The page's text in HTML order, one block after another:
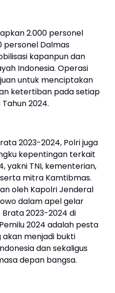
2.000 personel
personel Dalmas
kapanpun dan
Indonesia. Operasi
untuk menciptakan
ketertiban pada setiap
2024.
2023-2024, Polri juga
kepentingan terkait
yakni TNI, kementerian,
mitra Kamtibmas.
oleh Kapolri Jenderal
dalam apel gelar
2023-2024 di
2024 adalah pesta
menjadi bukti
dan sekaligus
depan bangsa.